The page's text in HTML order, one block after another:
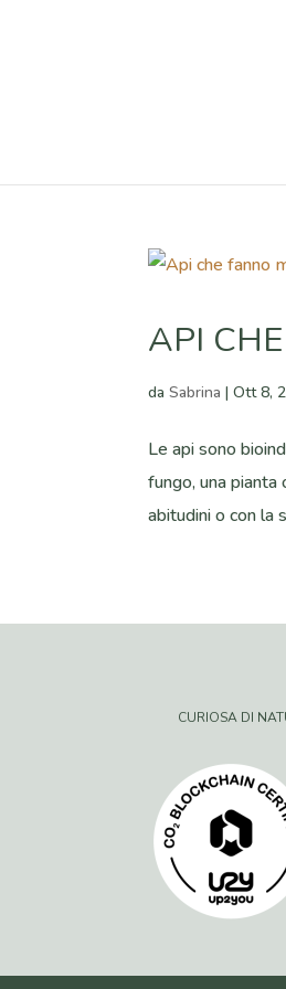
API
daSabrina |Ott 8,
Le api sono
fungo, una
abitudini o con la
CURIOSA DI